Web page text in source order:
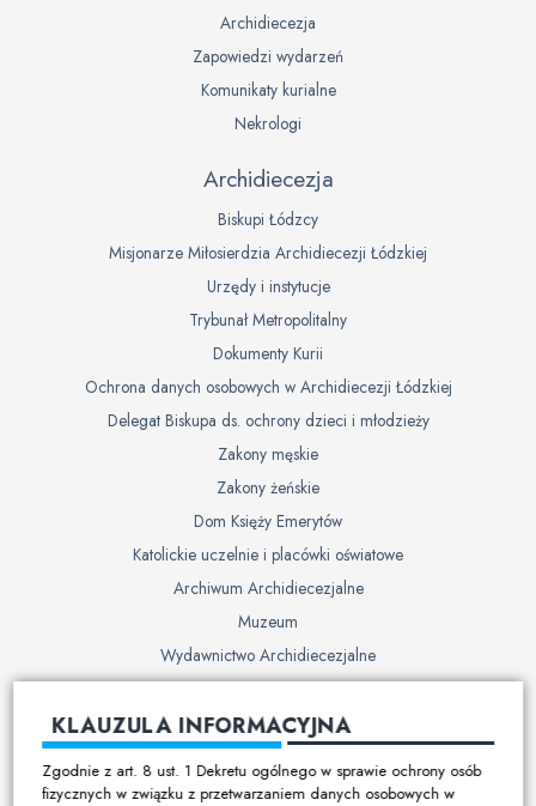
Archidiecezja
Zapowiedzi wydarzeń
Komunikaty kurialne
Nekrologi
Archidiecezja
Biskupi Łódzcy
Misjonarze Miłosierdzia Archidiecezji Łódzkiej
Urzędy i instytucje
Trybunał Metropolitalny
Dokumenty Kurii
Ochrona danych osobowych w Archidiecezji Łódzkiej
Delegat Biskupa ds. ochrony dzieci i młodzieży
Zakony męskie
Zakony żeńskie
Dom Księży Emerytów
Katolickie uczelnie i placówki oświatowe
Archiwum Archidiecezjalne
Muzeum
Wydawnictwo Archidiecezjalne
Cmentarze
Duszpasterstwo
Program duszpasterski
KLAUZULA INFORMACYJNA
Zgodnie z art. 8 ust. 1 Dekretu ogólnego w sprawie ochrony osób
fizycznych w związku z przetwarzaniem danych osobowych w